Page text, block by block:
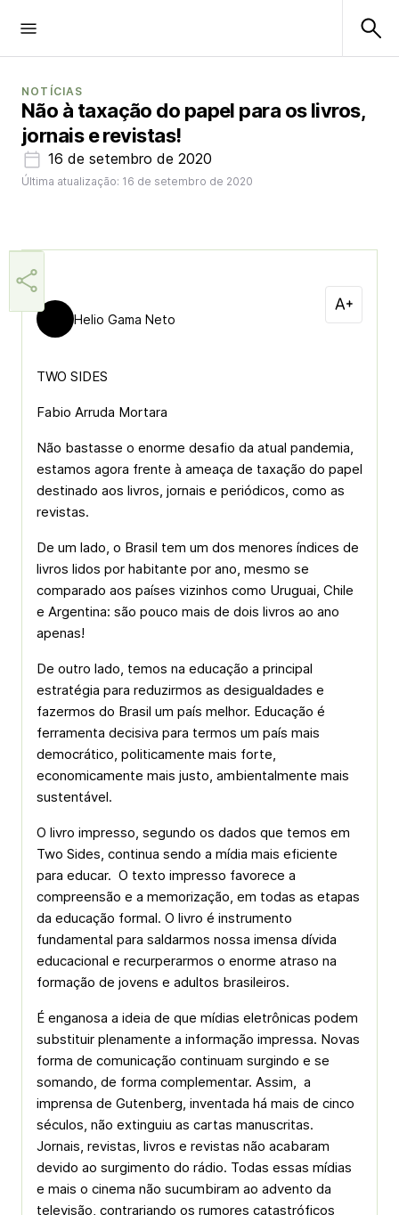
NOTÍCIAS
Não à taxação do papel para os livros,
jornais e revistas!
16 de setembro de 2020
Última atualização: 16 de setembro de 2020
Helio Gama Neto
TWO SIDES
Fabio Arruda Mortara
Não bastasse o enorme desafio da atual pandemia,
estamos agora frente à ameaça de taxação do papel
destinado aos livros, jornais e periódicos, como as
revistas.
De um lado, o Brasil tem um dos menores índices de
livros lidos por habitante por ano, mesmo se
comparado aos países vizinhos como Uruguai, Chile
e Argentina: são pouco mais de dois livros ao ano
apenas!
De outro lado, temos na educação a principal
estratégia para reduzirmos as desigualdades e
fazermos do Brasil um país melhor. Educação é
ferramenta decisiva para termos um país mais
democrático, politicamente mais forte,
economicamente mais justo, ambientalmente mais
sustentável.
O livro impresso, segundo os dados que temos em
Two Sides, continua sendo a mídia mais eficiente
para educar. O texto impresso favorece a
compreensão e a memorização, em todas as etapas
da educação formal. O livro é instrumento
fundamental para saldarmos nossa imensa dívida
educacional e recurperarmos o enorme atraso na
formação de jovens e adultos brasileiros.
É enganosa a ideia de que mídias eletrônicas podem
substituir plenamente a informação impressa. Novas
forma de comunicação continuam surgindo e se
somando, de forma complementar. Assim, a
imprensa de Gutenberg, inventada há mais de cinco
séculos, não extinguiu as cartas manuscritas.
Jornais, revistas, livros e revistas não acabaram
devido ao surgimento do rádio. Todas essas mídias
e mais o cinema não sucumbiram ao advento da
televisão, contrariando os rumores catastróficos